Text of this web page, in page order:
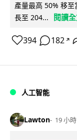
產量最高 50% 移
長至 204...
閱讀
394 182 ↗
人工智能
Lawton 19 小時